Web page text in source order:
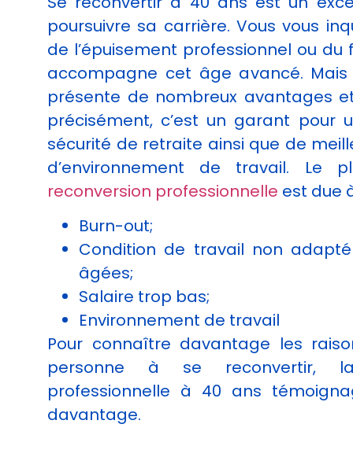
poursuivre sa carrière. Vous vous
de l’épuisement professionnel ou du
accompagne cet âge avancé. Mais
présente de nombreux avantages
précisément, c’est un garant pour
sécurité de retraite ainsi que de
d’environnement de travail. Le
reconversion professionnelle est due
Burn-out;
Condition de travail non
âgées;
Salaire trop bas;
Environnement de travail
Pour connaître davantage les
personne à se reconvertir, la
professionnelle à 40 ans
davantage.
cookies,
certaines
fonctionnalités
disparaîtront
du site Web.
Marketing
En partageant
votre intérêt et
votre
comportement
visitez notre
augmentez les
chances de
contenu et
des offres